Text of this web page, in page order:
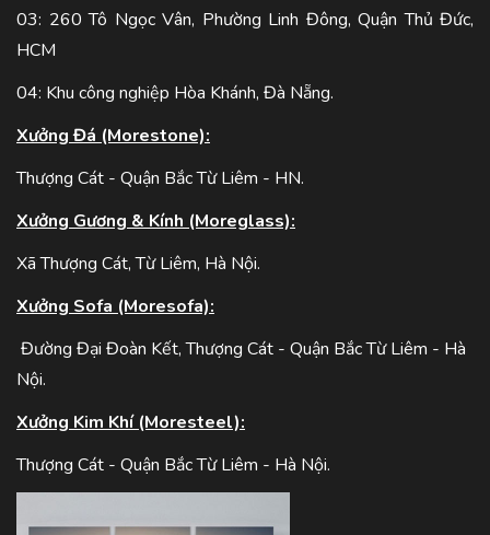
03: 260 Tô Ngọc Vân, Phường Linh Đông, Quận Thủ Đức,
HCM
04: Khu công nghiệp Hòa Khánh, Đà Nẵng.
Xưởng Đá (Morestone):
Thượng Cát - Quận Bắc Từ Liêm - HN.
Xưởng Gương & Kính (Moreglass):
Xã Thượng Cát, Từ Liêm, Hà Nội.
Xưởng Sofa (Moresofa):
Đường Đại Đoàn Kết, Thượng Cát - Quận Bắc Từ Liêm - Hà
Nội.
Xưởng Kim Khí (Moresteel):
Thượng Cát - Quận Bắc Từ Liêm - Hà Nội.